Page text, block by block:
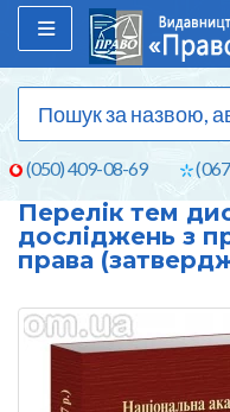
(050) 409-08-69
Перелік тем
досліджень з
права